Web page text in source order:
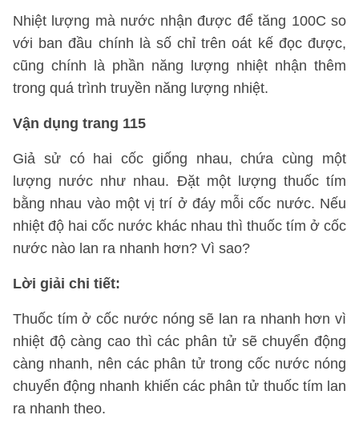
Nhiệt lượng mà nước nhận được để tăng 100C so
với ban đầu chính là số chỉ trên oát kế đọc được,
cũng chính là phần năng lượng nhiệt nhận thêm
trong quá trình truyền năng lượng nhiệt.
Vận dụng trang 115
Giả sử có hai cốc giống nhau, chứa cùng một
lượng nước như nhau. Đặt một lượng thuốc tím
bằng nhau vào một vị trí ở đáy mỗi cốc nước. Nếu
nhiệt độ hai cốc nước khác nhau thì thuốc tím ở cốc
nước nào lan ra nhanh hơn? Vì sao?
Lời giải chi tiết:
Thuốc tím ở cốc nước nóng sẽ lan ra nhanh hơn vì
nhiệt độ càng cao thì các phân tử sẽ chuyển động
càng nhanh, nên các phân tử trong cốc nước nóng
chuyển động nhanh khiến các phân tử thuốc tím lan
ra nhanh theo.